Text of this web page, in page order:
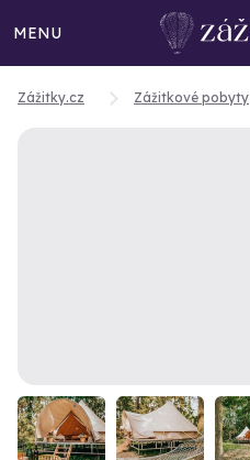
MENU
Zážitky.cz Zážitkové pobyty